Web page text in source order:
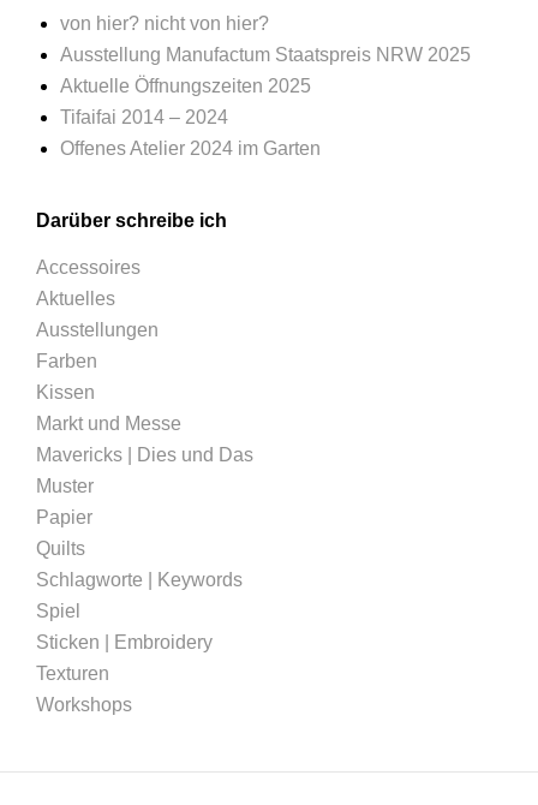
von hier? nicht von hier?
Ausstellung Manufactum Staatspreis NRW 2025
Aktuelle Öffnungszeiten 2025
Tifaifai 2014 – 2024
Offenes Atelier 2024 im Garten
Darüber schreibe ich
Accessoires
Aktuelles
Ausstellungen
Farben
Kissen
Markt und Messe
Mavericks | Dies und Das
Muster
Papier
Quilts
Schlagworte | Keywords
Spiel
Sticken | Embroidery
Texturen
Workshops